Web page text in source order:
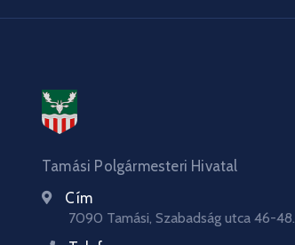
Tamási Polgármesteri Hivatal
Cím
7090 Tamási, Szabadság utca 46-48.